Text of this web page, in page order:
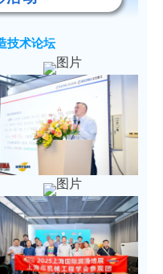
技术论坛